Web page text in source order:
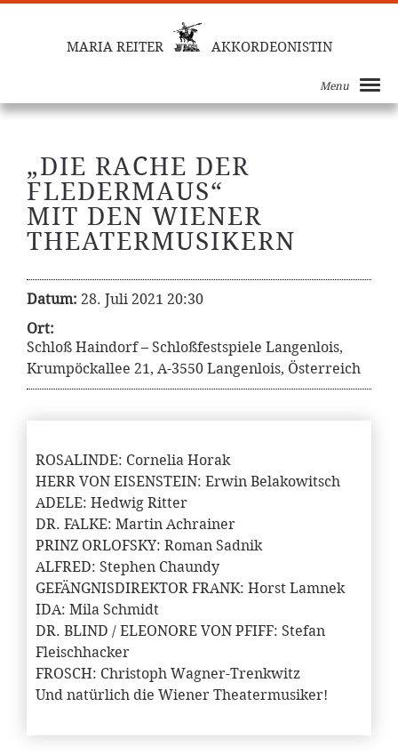
MARIA REITER AKKORDEONISTIN
Menu
„DIE RACHE DER
FLEDERMAUS“
MIT DEN WIENER
THEATERMUSIKERN
Datum: 28. Juli 2021 20:30
Ort:
Schloß Haindorf – Schloßfestspiele Langenlois,
Krumpöckallee 21, A-3550 Langenlois, Österreich
ROSALINDE: Cornelia Horak
HERR VON EISENSTEIN: Erwin Belakowitsch
ADELE: Hedwig Ritter
DR. FALKE: Martin Achrainer
PRINZ ORLOFSKY: Roman Sadnik
ALFRED: Stephen Chaundy
GEFÄNGNISDIREKTOR FRANK: Horst Lamnek
IDA: Mila Schmidt
DR. BLIND / ELEONORE VON PFIFF: Stefan
Fleischhacker
FROSCH: Christoph Wagner-Trenkwitz
Und natürlich die Wiener Theatermusiker!